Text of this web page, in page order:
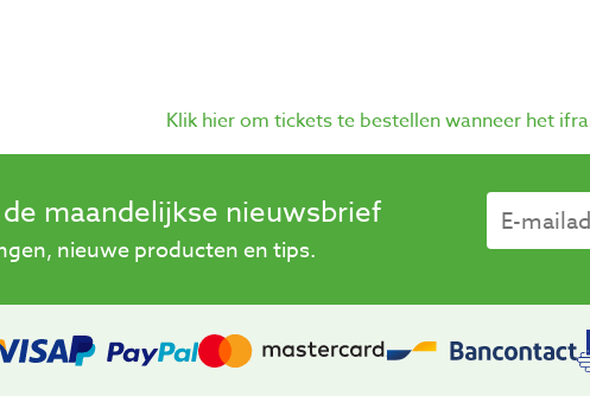
Klik hier om tickets te bestellen wanneer het
maandelijkse nieuwsbrief
nieuwe producten en tips.